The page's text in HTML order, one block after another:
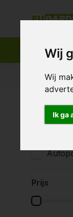
Wij
Wij
Ik ga
Merken
Prijs